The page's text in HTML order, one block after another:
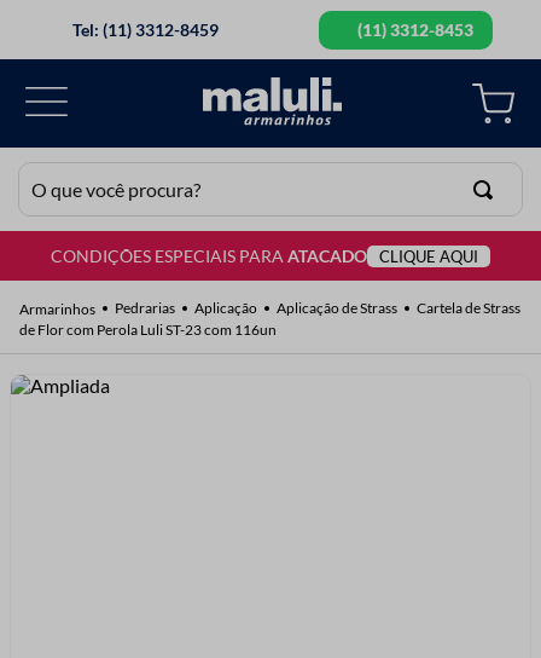
Tel: (11) 3312-8459 (11) 3312-8453
O que você procura?
CONDIÇÕES ESPECIAIS PARAATACADO CLIQUE AQUI
Pedrarias Aplicação Aplicação de Strass
Cartela de Strass
de Flor com Perola Luli ST-23 com 116un
TERMOS MAIS BUSCADOS
2 º
barbante
3º
botão